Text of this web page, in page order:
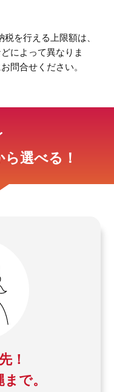
を行える上限額は、
によって異なりま
問合せください。
選べる！
！
で。